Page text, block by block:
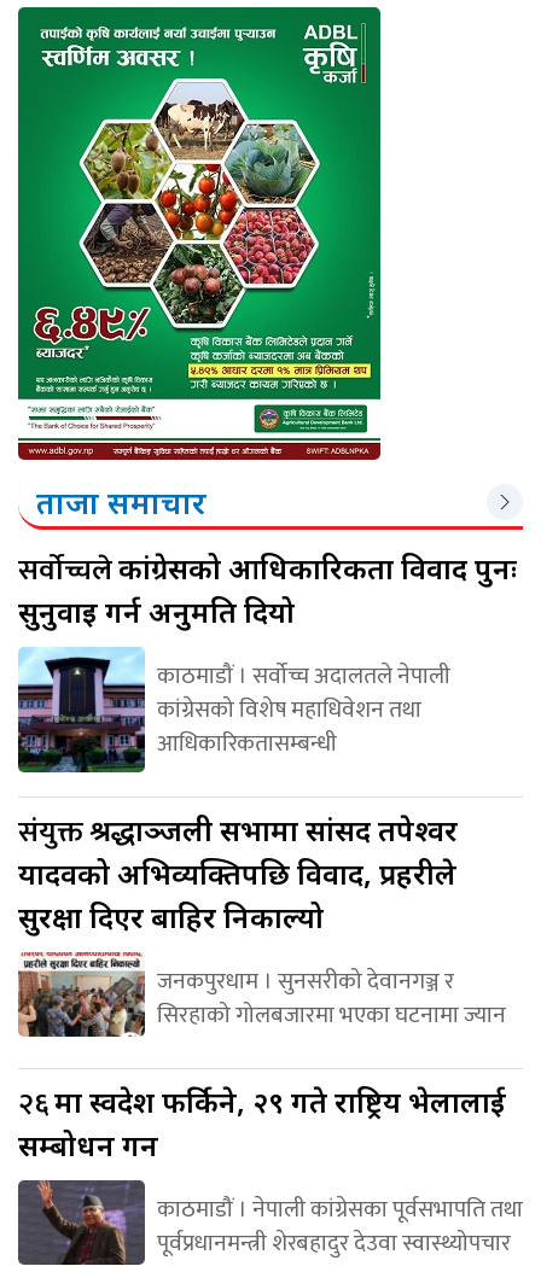
ताजा समाचार
सर्वोच्चलेकांग्रेसको आधिकारिकता विवाद पुनः
सुनुवाइ गर्न अनुमति दियो
काठमाडौं । सर्वोच्च अदालतले नेपाली
कांग्रेसको विशेष महाधिवेशन तथा
आधिकारिकतासम्बन्धी
संयुक्तश्रद्धाञ्जली सभामा सांसद तपेश्वर
यादवको अभिव्यक्तिपछि विवाद, प्रहरीले
सुरक्षा दिएर बाहिर निकाल्यो
जनकपुरधाम । सुनसरीको देवानगञ्ज र
सिरहाको गोलबजारमा भएका घटनामा ज्यान
२६मा स्वदेश फर्किने, २९ गते राष्ट्रिय भेलालाई
सम्बोधन गर्ने
काठमाडौं । नेपाली कांग्रेसका पूर्वसभापति तथा
पूर्वप्रधानमन्त्री शेरबहादुर देउवा स्वास्थ्योपचार